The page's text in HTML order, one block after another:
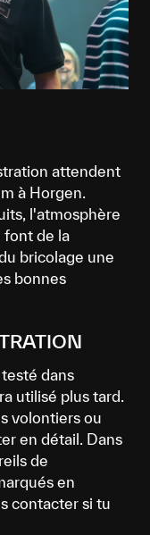
attendent
à Horgen.
l'atmosphère
font de la
bricolage une
bonnes
dans
utilisé plus tard.
volontiers ou
en détail. Dans
de
en
contacter si tu